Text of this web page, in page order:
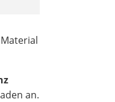
an.